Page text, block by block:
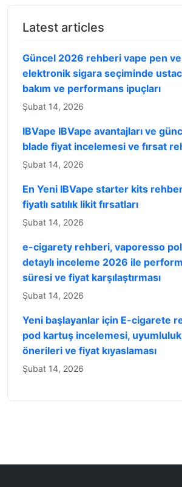
Latest articles
Güncel 2026 rehberi vape pen
elektronik sigara seçiminde
bakım ve performans ipuçları
Şubat 14, 2026
IBVape IBVape avantajları ve
blade fiyat incelemesi ve fırsat
Şubat 14, 2026
En Yeni IBVape starter kits
fiyatlı satılık likit fırsatları
Şubat 14, 2026
e-cigarety rehberi, vaporesso
detaylı inceleme 2026 ile
süresi ve fiyat karşılaştırması
Şubat 14, 2026
Yeni başlayanlar için E-cigarete
pod kartuş incelemesi,
önerileri ve fiyat kıyaslaması
Şubat 14, 2026